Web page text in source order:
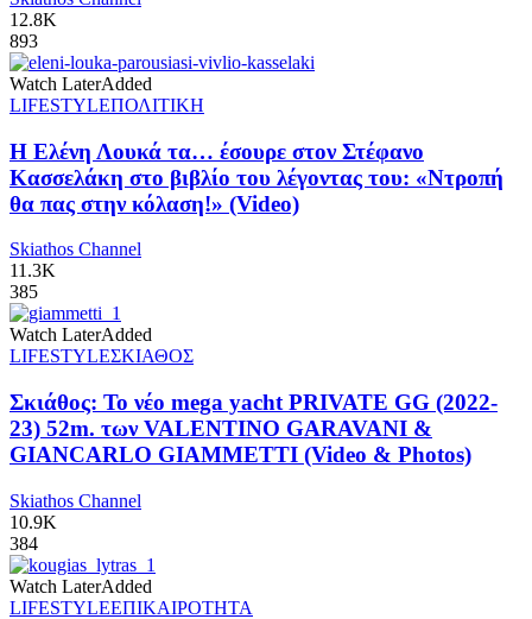
12.8K
893
Watch LaterAdded
LIFESTYLEΠΟΛΙΤΙΚΗ
Η Ελένη Λουκά τα… έσουρε στον Στέφανο
Κασσελάκη στο βιβλίο του λέγοντας του: «Ντροπή
θα πας στην κόλαση!» (Video)
Skiathos Channel
11.3K
385
Watch LaterAdded
LIFESTYLEΣΚΙΑΘΟΣ
Σκιάθος: Το νέο mega yacht PRIVATE GG (2022-
23) 52m. των VALENTINO GARAVANI &
GIANCARLO GIAMMETTI (Video & Photos)
Skiathos Channel
10.9K
384
Watch LaterAdded
LIFESTYLEΕΠΙΚΑΙΡΟΤΗΤΑ